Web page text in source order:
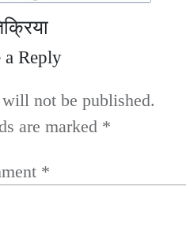
a Reply
not be published.
are marked *
*